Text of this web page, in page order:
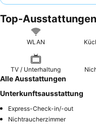
außergewöhnlich
löst und einen
ruhigeres Erlebnis sucht,
Top-
WLAN
TV / Unterhaltung
Alle Ausstattungen
Unterkunftsausstattung
Express-Check-in/-out
Nichtraucherzimmer